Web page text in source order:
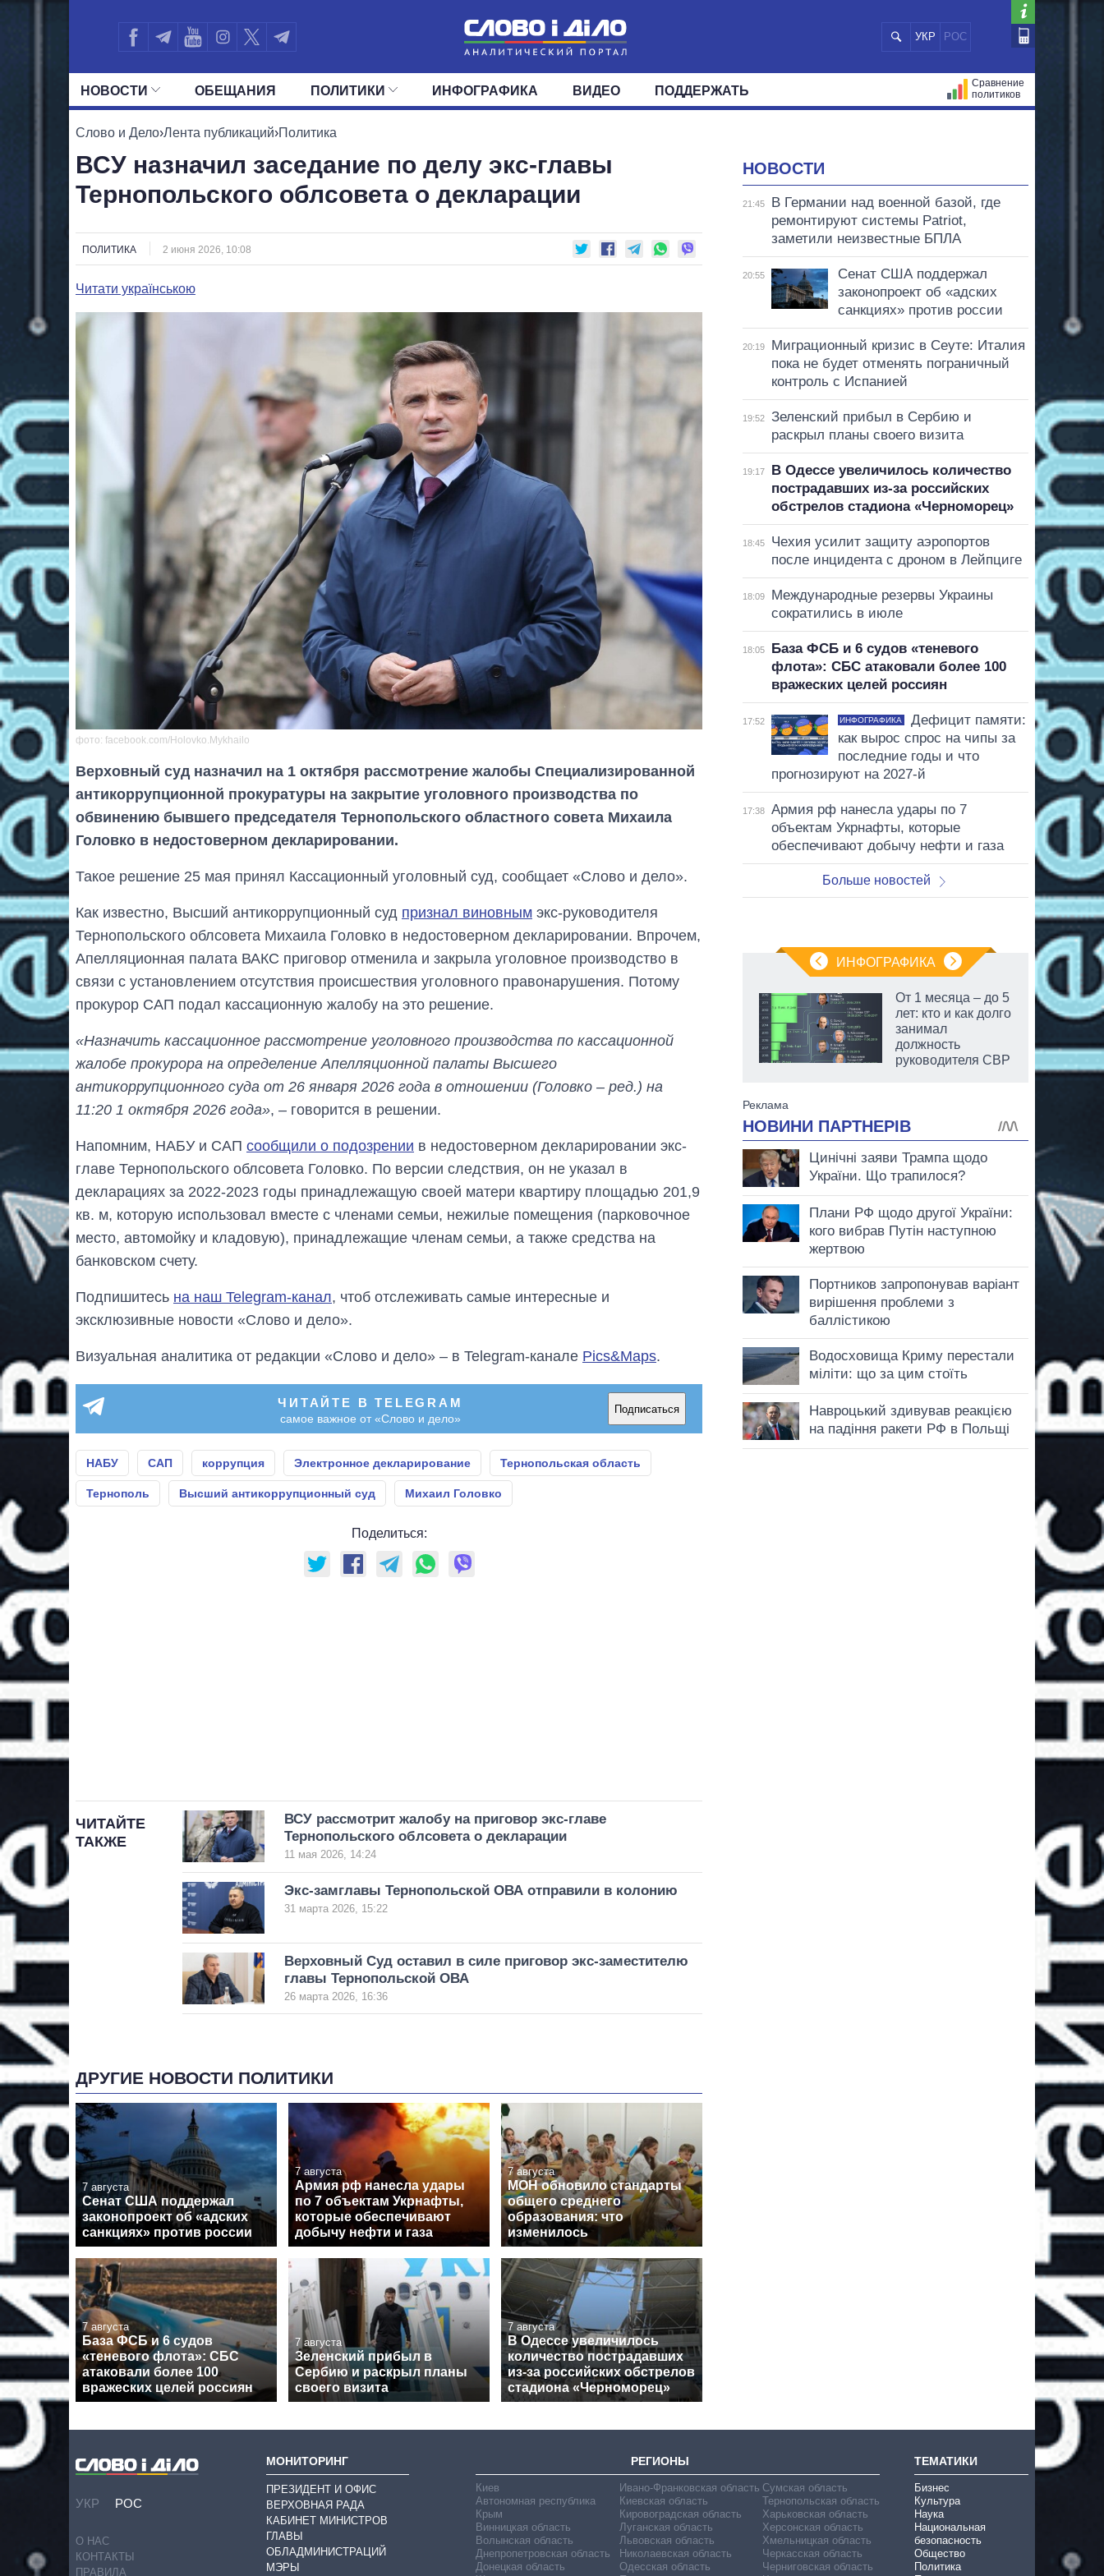
УКР РОС
НОВОСТИ
ПОЛИТИКА ЭКОНОМИКА ОБЩЕСТВО
ОБЕЩАНИЯ ПОЛИТИКИ
ВСЕ ПОЛИТИКИ ПРЕЗИДЕНТ И ОФИС
ДЕПУТАТЫ КОМИТЕТЫ ФРАКЦИИ
ИНФОГРАФИКА ВИДЕО ПОДДЕРЖАТЬ
Сравнение
политиков
Слово и Дело›Лента публикаций›Политика
ВСУ назначил заседание по делу экс-главы
Тернопольского облсовета о декларации
ПОЛИТИКА 2 июня 2026, 10:08
Читати українською
фото: facebook.com/Holovko.Mykhailo
Верховный суд назначил на 1 октября рассмотрение жалобы Специализированной
антикоррупционной прокуратуры на закрытие уголовного производства по
обвинению бывшего председателя Тернопольского областного совета Михаила
Головко в недостоверном декларировании.
Такое решение 25 мая принял Кассационный уголовный суд, сообщает «Слово и дело».
Как известно, Высший антикоррупционный суд признал виновным экс-руководителя
Тернопольского облсовета Михаила Головко в недостоверном декларировании. Впрочем,
Апелляционная палата ВАКС приговор отменила и закрыла уголовное производство в
связи с установлением отсутствия происшествия уголовного правонарушения. Потому
прокурор САП подал кассационную жалобу на это решение.
«Назначить кассационное рассмотрение уголовного производства по кассационной
жалобе прокурора на определение Апелляционной палаты Высшего
антикоррупционного суда от 26 января 2026 года в отношении (Головко – ред.) на
11:20 1 октября 2026 года», – говорится в решении.
Напомним, НАБУ и САП сообщили о подозрении в недостоверном декларировании экс-
главе Тернопольского облсовета Головко. По версии следствия, он не указал в
декларациях за 2022-2023 годы принадлежащую своей матери квартиру площадью 201,9
кв. м, которую использовал вместе с членами семьи, нежилые помещения (парковочное
место, автомойку и кладовую), принадлежащие членам семьи, а также средства на
банковском счету.
Подпишитесь на наш Telegram-канал, чтоб отслеживать самые интересные и
эксклюзивные новости «Слово и дело».
Визуальная аналитика от редакции «Слово и дело» – в Telegram-канале Pics&Maps.
ЧИТАЙТЕ В TELEGRAM
самое важное от «Слово и дело»
Подписаться
НАБУ САП коррупция Электронное декларирование Тернопольская область
Тернополь Высший антикоррупционный суд Михаил Головко
Поделиться:
ЧИТАЙТЕ
ТАКЖЕ
ВСУ рассмотрит жалобу на приговор экс-главе
Тернопольского облсовета о декларации
11 мая 2026, 14:24
Экс-замглавы Тернопольской ОВА отправили в колонию
31 марта 2026, 15:22
Верховный Суд оставил в силе приговор экс-заместителю
главы Тернопольской ОВА
26 марта 2026, 16:36
ДРУГИЕ НОВОСТИ ПОЛИТИКИ
7 августа
Сенат США поддержал
законопроект об «адских
санкциях» против россии
7 августа
Армия рф нанесла удары
по 7 объектам Укрнафты,
которые обеспечивают
добычу нефти и газа
7 августа
МОН обновило стандарты
общего среднего
образования: что
изменилось
7 августа
База ФСБ и 6 судов
«теневого флота»: СБС
атаковали более 100
вражеских целей россиян
7 августа
Зеленский прибыл в
Сербию и раскрыл планы
своего визита
7 августа
В Одессе увеличилось
количество пострадавших
из-за российских обстрелов
стадиона «Черноморец»
НОВОСТИ
21:45
В Германии над военной базой, где
ремонтируют системы Patriot,
заметили неизвестные БПЛА
20:55
Сенат США поддержал
законопроект об «адских
санкциях» против россии
20:19
Миграционный кризис в Сеуте: Италия
пока не будет отменять пограничный
контроль с Испанией
19:52
Зеленский прибыл в Сербию и
раскрыл планы своего визита
19:17
В Одессе увеличилось количество
пострадавших из-за российских
обстрелов стадиона «Черноморец»
18:45
Чехия усилит защиту аэропортов
после инцидента с дроном в Лейпциге
18:09
Международные резервы Украины
сократились в июле
18:05
База ФСБ и 6 судов «теневого
флота»: СБС атаковали более 100
вражеских целей россиян
17:52 ИНФОГРАФИКА
Дефицит памяти:
как вырос спрос на чипы за
последние годы и что
прогнозируют на 2027-й
17:38
Армия рф нанесла удары по 7
объектам Укрнафты, которые
обеспечивают добычу нефти и газа
Больше новостей
ИНФОГРАФИКА
последние годы и
От 1 месяца – до 5
лет: кто и как долго
занимал
должность
руководителя СВР
УКР РОС
О НАС
КОНТАКТЫ
ПРАВИЛА
МОНИТОРИНГ
ПРЕЗИДЕНТ И ОФИС
ВЕРХОВНАЯ РАДА
КАБИНЕТ МИНИСТРОВ
ГЛАВЫ
ОБЛАДМИНИСТРАЦИЙ
МЭРЫ
РЕГИОНЫ
Киев
Автономная республика
Крым
Винницкая область
Волынская область
Днепропетровская область
Донецкая область
Ивано-Франковская область
Киевская область
Кировоградская область
Луганская область
Львовская область
Николаевская область
Одесская область
Сумская область
Тернопольская область
Харьковская область
Херсонская область
Хмельницкая область
Черкасская область
Черниговская область
ТЕМАТИКИ
Бизнес
Культура
Наука
Национальная
безопасность
Общество
Политика